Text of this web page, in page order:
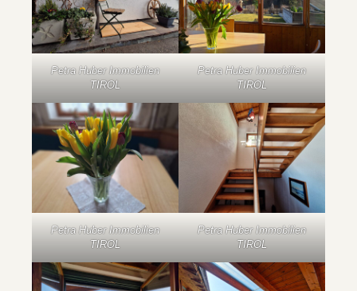
Petra Huber Immobilien
TIROL
Petra Huber Immobilien
TIROL
Petra Huber Immobilien
TIROL
Petra Huber Immobilien
TIROL